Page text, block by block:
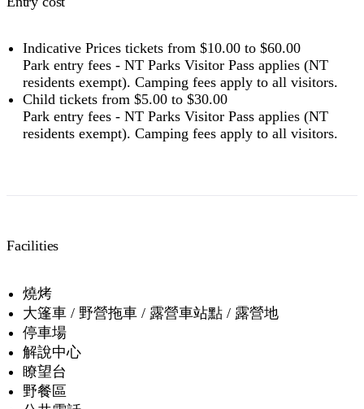
Indicative Prices tickets from $10.00 to $60.00
Park entry fees - NT Parks Visitor Pass applies (NT
residents exempt). Camping fees apply to all visitors.
Child tickets from $5.00 to $30.00
Park entry fees - NT Parks Visitor Pass applies (NT
residents exempt). Camping fees apply to all visitors.
Facilities
燒烤
大篷車 / 野營拖車 / 露營車站點 / 露營地
停車場
解說中心
瞭望台
野餐區